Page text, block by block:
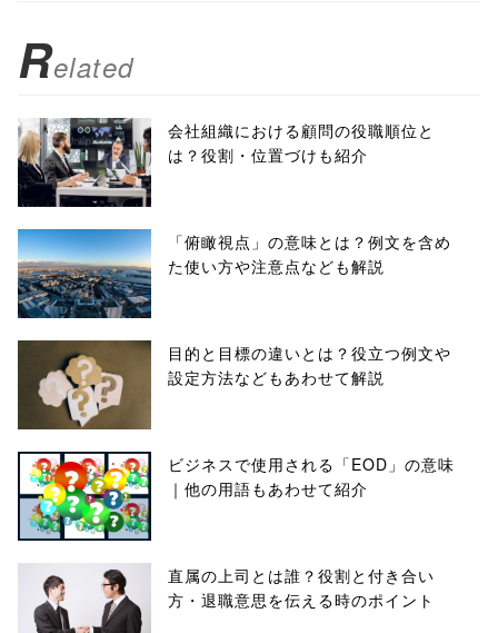
Related
会社組織における顧問の役職順位と
は？役割・位置づけも紹介
「俯瞰視点」の意味とは？例文を含め
た使い方や注意点なども解説
目的と目標の違いとは？役立つ例文や
設定方法などもあわせて解説
ビジネスで使用される「EOD」の意味
｜他の用語もあわせて紹介
直属の上司とは誰？役割と付き合い
方・退職意思を伝える時のポイント